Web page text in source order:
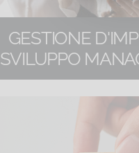
GESTIONE
SVILUPPO
1 corsi di formazione